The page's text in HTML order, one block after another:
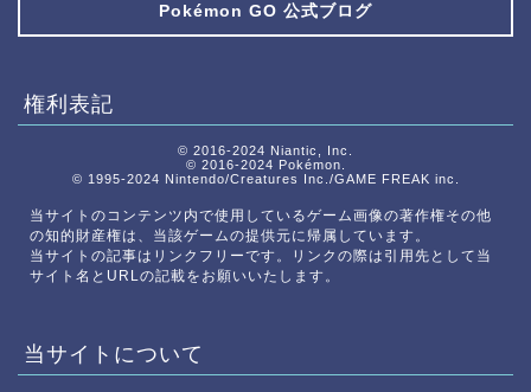
Pokémon GO 公式ブログ
権利表記
© 2016-2024 Niantic, Inc.
© 2016-2024 Pokémon.
© 1995-2024 Nintendo/Creatures Inc./GAME FREAK inc.
当サイトのコンテンツ内で使用しているゲーム画像の著作権その他
の知的財産権は、当該ゲームの提供元に帰属しています。
当サイトの記事はリンクフリーです。リンクの際は引用先として当
サイト名とURLの記載をお願いいたします。
当サイトについて